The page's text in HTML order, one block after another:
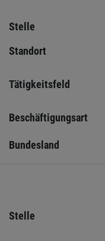
Stelle
Standort
Tätigkeitsfeld
Beschäftigungsart
Bundesland
Stelle